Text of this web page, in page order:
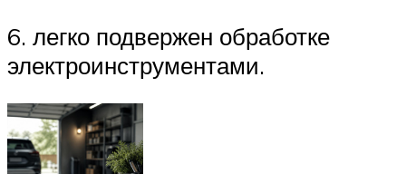
6. легко подвержен обработке
электроинструментами.